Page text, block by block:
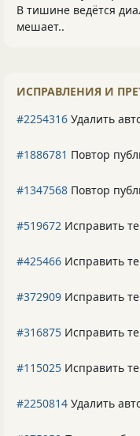
В тишине ведётся
мешает..
ИСПРАВЛЕНИЯ И
#2254316 Удалить
#1886781 Повтор
#1347568 Повтор
#519672 Исправить
#425466 Исправить
#372909 Исправить
#316875 Исправить
#115025 Исправить
#2250814 Удалить